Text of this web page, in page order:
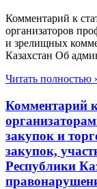
Комментарий к
организаторов
и зрелищных
Казахстан Об
Читать полностью
Комментарий
закупок и
закупок,
Республики